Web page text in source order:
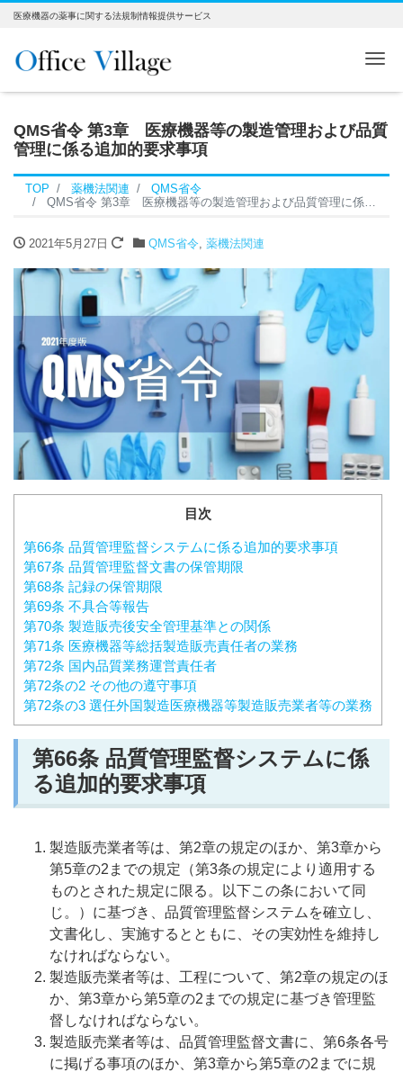
医療機器の薬事に関する法規制情報提供サービス
QMS省令 第3章 医療機器等の製造管理および品質
管理に係る追加的要求事項
TOP 薬機法関連
QMS省令
QMS省令 第3章 医療機器等の製造管理および品質管理に係る追加的要求事項
2021年5月27日 QMS省令, 薬機法関連
目次
第66条 品質管理監督システムに係る追加的要求事項
第67条 品質管理監督文書の保管期限
第68条 記録の保管期限
第69条 不具合等報告
第70条 製造販売後安全管理基準との関係
第71条 医療機器等総括製造販売責任者の業務
第72条 国内品質業務運営責任者
第72条の2 その他の遵守事項
第72条の3 選任外国製造医療機器等製造販売業者等の業務
第66条 品質管理監督システムに係
る追加的要求事項
製造販売業者等は、第2章の規定のほか、第3章から
第5章の2までの規定（第3条の規定により適用する
ものとされた規定に限る。以下この条において同
じ。）に基づき、品質管理監督システムを確立し、
文書化し、実施するとともに、その実効性を維持し
なければならない。
製造販売業者等は、工程について、第2章の規定のほ
か、第3章から第5章の2までの規定に基づき管理監
督しなければならない。
製造販売業者等は、品質管理監督文書に、第6条各号
に掲げる事項のほか、第3章から第5章の2までに規